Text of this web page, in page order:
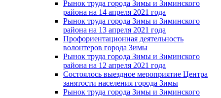
Рынок труда города Зимы и Зиминского
района на 14 апреля 2021 года
Рынок труда города Зимы и Зиминского
района на 13 апреля 2021 года
Профориентационная деятельность
волонтеров города Зимы
Рынок труда города Зимы и Зиминского
района на 12 апреля 2021 года
Состоялось выездное мероприятие Центра
занятости населения города Зимы
Рынок труда города Зимы и Зиминского